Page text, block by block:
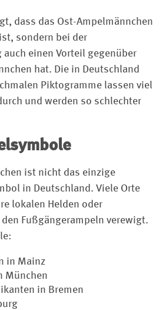
dass das Ost-Ampelmännchen
sondern bei der
einen Vorteil gegenüber
hat. Die in Deutschland
Piktogramme lassen viel
und werden so schlechter
ist nicht das einzige
in Deutschland. Viele Orte
lokalen Helden oder
Fußgängerampeln verewigt.
in Mainz
München
in Bremen